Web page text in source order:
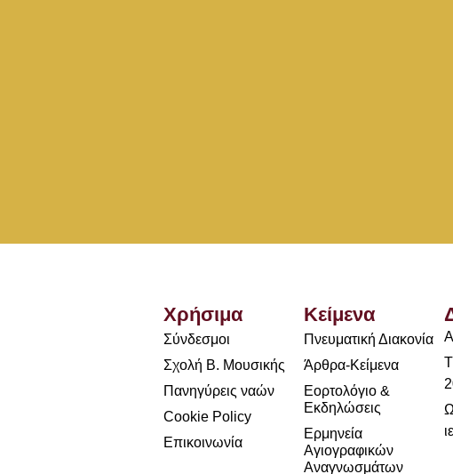
Χρήσιμα
Σύνδεσμοι
Σχολή Β. Μουσικής
Πανηγύρεις ναών
Cookie Policy
Επικοινωνία
Κείμενα
Πνευματική Διακονία
Άρθρα-Κείμενα
Εορτολόγιο &
Εκδηλώσεις
Ερμηνεία
Αγιογραφικών
Αναγνωσμάτων